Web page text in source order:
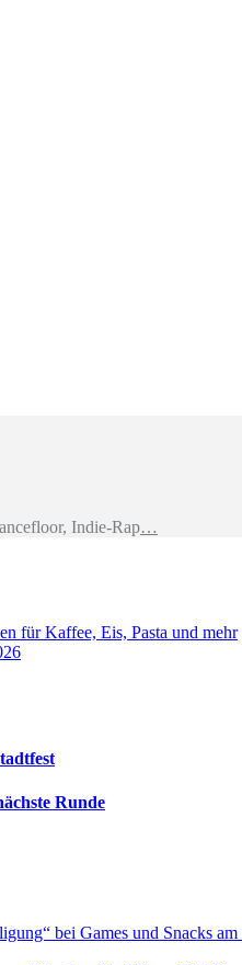
Indie-Rap…
für Kaffee, Eis, Pasta und mehr
Runde